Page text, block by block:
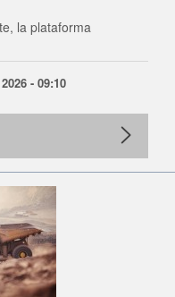
la plataforma
- 09:10